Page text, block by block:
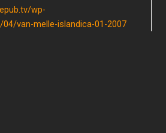
wp-
van-melle-islandica-01-2007